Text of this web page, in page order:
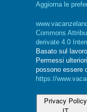
Aggiorna le
Commons
derivate 4.0
Basato sul
Permessi
possono essere
https://
Privacy Policy